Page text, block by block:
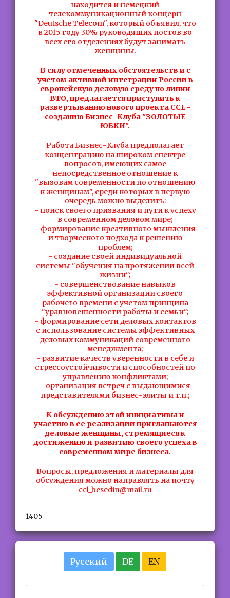
находится и немецкий
телекоммуникационный концерн
"Deutsche Telecom", который объявил, что
в 2015 году 30% руководящих постов во
всех его отделениях будут занимать
женщины.
В силу отмеченных обстоятельств и с
учетом активной интеграции России в
европейскую деловую среду по линии
ВТО, предлагается приступить к
развертыванию нового проекта CCL -
созданию Бизнес-Клуба "ЗОЛОТЫЕ
ЮБКИ".
Работа Бизнес-Клуба предполагает
концентрацию на широком спектре
вопросов, имеющих самое
непосредственное отношение к
"вызовам современности по отношению
к женщинам", среди которых в первую
очередь можно выделить:
- поиск своего призвания и пути к успеху
в современном деловом мире;
- формирование креативного мышления
и творческого подхода к решению
проблем;
- создание своей индивидуальной
системы "обучения на протяжении всей
жизни";
- совершенствование навыков
эффективной организации своего
рабочего времени с учетом принципа
"уравновешенности работы и семьи";
- формирование сети деловых контактов
с использование системы эффективных
деловых коммуникаций современного
менеджмента;
- развитие качеств уверенности в себе и
стрессоустойчивости и способностей по
управлению конфликтами;
- организация встреч с выдающимися
представителями бизнес-элиты и т.п.;
К обсуждению этой инициативы и
участию в ее реализации приглашаются
деловые женщины, стремящиеся к
достижению и развитию своего успеха в
современном мире бизнеса.
Вопросы, предложения и материалы для
обсуждения можно направлять на почту
ccl_besedin@mail.ru
1405
Русский DE EN